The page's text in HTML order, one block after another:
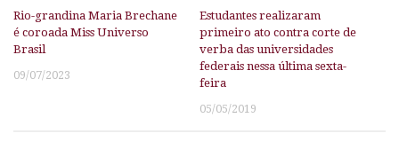
Rio-grandina Maria Brechane
é coroada Miss Universo
Brasil
09/07/2023
Estudantes realizaram
primeiro ato contra corte de
verba das universidades
federais nessa última sexta-
feira
05/05/2019